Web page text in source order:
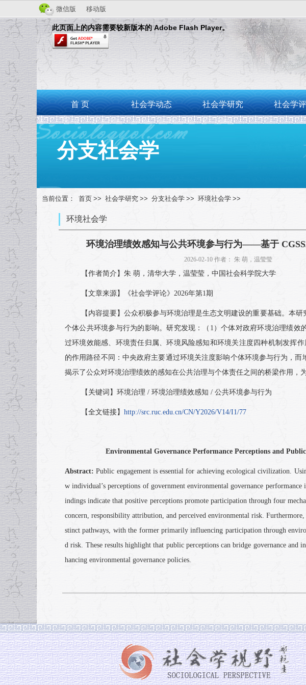
微信版 移动版
此页面上的内容需要较新版本的 Adobe Flash Player。
首 页 社会学动态 社会学研究 社会学
分支社会学
当前位置： 首页 >> 社会学研究 >> 分支社会学 >> 环境社会学 >>
环境社会学
环境治理绩效感知与公共环境参与行为——基于
2026-02-10 作者： 朱 萌，温莹莹
【作者简介】朱 萌，清华大学，温莹莹，中国社会科学院大学
【文章来源】《社会学评论》2026年第1期
【内容提要】公众积极参与环境治理是生态文明建设的重要基础。本
个体公共环境参与行为的影响。研究发现：（1）个体对政府环境治理绩效
过环境效能感、环境责任归属、环境风险感知和环境关注度四种机制发挥
的作用路径不同：中央政府主要通过环境关注度影响个体环境参与行为，
揭示了公众对环境治理绩效的感知在公共治理与个体责任之间的桥梁作用，
【关键词】环境治理 / 环境治理绩效感知 / 公共环境参与行为
【全文链接】 http://src.ruc.edu.cn/CN/Y2026/V14/I1/77
Environmental Governance Performance Perceptions and
Abstract:Public engagement is essential for achieving ecological civilization.
w individual’s perceptions of government environmental governance
indings indicate that positive perceptions promote participation through four
concern, responsibility attribution, and perceived environmental risk.
stinct pathways, with the former primarily influencing participation through
d risk. These results highlight that public perceptions can bridge governance
hancing environmental governance policies.